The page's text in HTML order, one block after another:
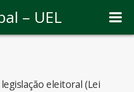
– UEL
eleitoral (Lei